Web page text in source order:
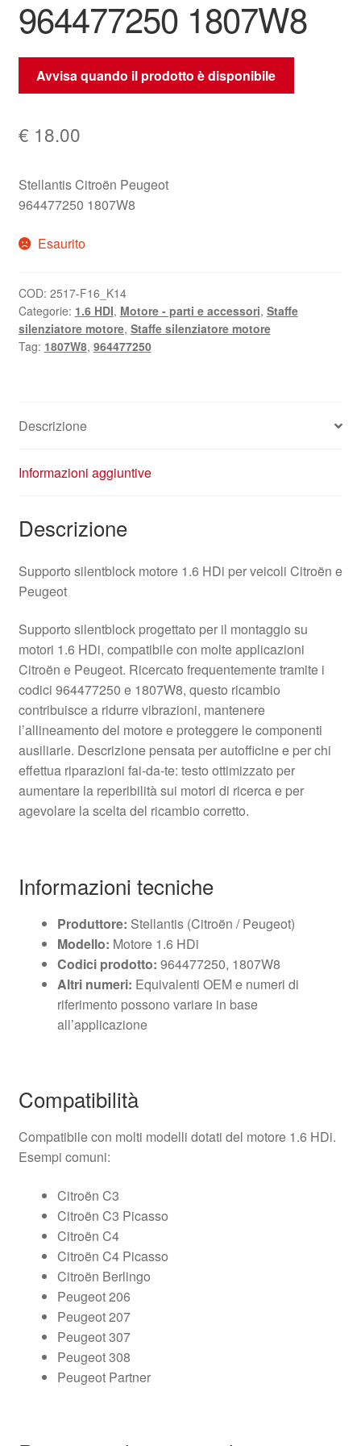
964477250 1807W8
Avvisa quando il prodotto è disponibile
€ 18.00
Stellantis Citroën Peugeot
964477250 1807W8
Esaurito
COD: 2517-F16_K14
Categorie: 1.6 HDI, Motore - parti e accessori, Staffe
silenziatore motore, Staffe silenziatore motore
Tag: 1807W8, 964477250
Descrizione
Informazioni aggiuntive
Descrizione
Supporto silentblock motore 1.6 HDi per veicoli Citroën e
Peugeot
Supporto silentblock progettato per il montaggio su
motori 1.6 HDi, compatibile con molte applicazioni
Citroën e Peugeot. Ricercato frequentemente tramite i
codici 964477250 e 1807W8, questo ricambio
contribuisce a ridurre vibrazioni, mantenere
l’allineamento del motore e proteggere le componenti
ausiliarie. Descrizione pensata per autofficine e per chi
effettua riparazioni fai-da-te: testo ottimizzato per
aumentare la reperibilità sui motori di ricerca e per
agevolare la scelta del ricambio corretto.
Informazioni tecniche
Produttore: Stellantis (Citroën / Peugeot)
Modello: Motore 1.6 HDi
Codici prodotto: 964477250, 1807W8
Altri numeri: Equivalenti OEM e numeri di
riferimento possono variare in base
all’applicazione
Compatibilità
Compatibile con molti modelli dotati del motore 1.6 HDi.
Esempi comuni:
Citroën C3
Citroën C3 Picasso
Citroën C4
Citroën C4 Picasso
Citroën Berlingo
Peugeot 206
Peugeot 207
Peugeot 307
Peugeot 308
Peugeot Partner